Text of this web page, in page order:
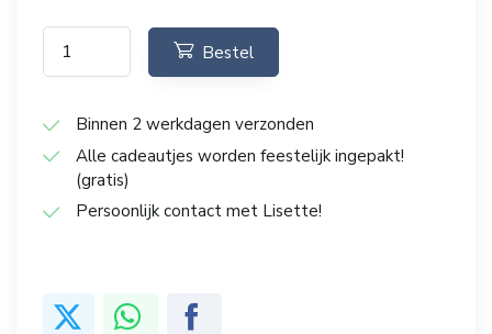
Bestel
Binnen 2 werkdagen verzonden
Alle cadeautjes worden feestelijk ingepakt!
(gratis)
Persoonlijk contact met Lisette!